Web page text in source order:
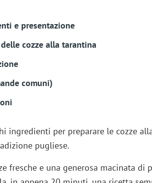
e presentazione
cozze alla tarantina
comuni)
ingredienti per preparare le cozze
pugliese.
fresche e una generosa macinata